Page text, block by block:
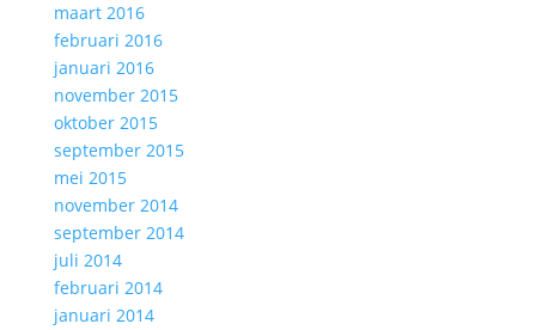
maart 2016
februari 2016
januari 2016
november 2015
oktober 2015
september 2015
mei 2015
november 2014
september 2014
juli 2014
februari 2014
januari 2014